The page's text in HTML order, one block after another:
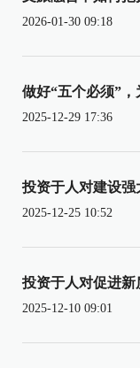
2026-01-30 09:18
做好“五个必须”
2025-12-29 17:36
投资于人对建设
2025-12-25 10:52
投资于人对促进新
2025-12-10 09:01